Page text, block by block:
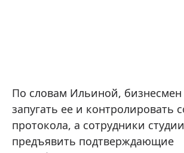
По словам Ильиной, бизнесмен
запугать ее и контролировать
протокола, а сотрудники
предъявить подтверждающие